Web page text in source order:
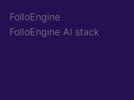
FolloEngine
FolloEngine AI stack